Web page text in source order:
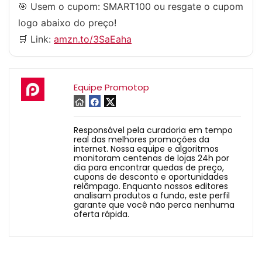
🎯 Usem o cupom: SMART100 ou resgate o cupom
logo abaixo do preço!
🛒 Link: amzn.to/3SaEaha
Equipe Promotop
Responsável pela curadoria em tempo
real das melhores promoções da
internet. Nossa equipe e algoritmos
monitoram centenas de lojas 24h por
dia para encontrar quedas de preço,
cupons de desconto e oportunidades
relâmpago. Enquanto nossos editores
analisam produtos a fundo, este perfil
garante que você não perca nenhuma
oferta rápida.